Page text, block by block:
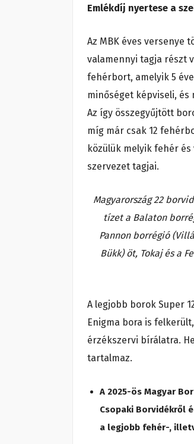
Emlékdíj nyertese a
Az MBK éves versenye
valamennyi tagja részt
fehérbort, amelyik 5
minőséget képviseli,
Az így összegyűjtött
míg már csak 12
közülük melyik fehér
szervezet tagjai.
Magyarország 22
tízet a Balaton
Pannon borrégió
Bükk) öt, Tokaj és a
A legjobb borok Super
Enigma bora is
érzékszervi bírálatra.
tartalmaz.
A 2025-ös Magyar
Csopaki Borvidékről
a legjobb fehér-,